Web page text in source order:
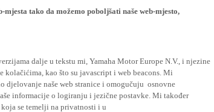
tako da možemo poboljšati naše web-mjesto,
dalje u tekstu mi, Yamaha Motor Europe N.V., i njezine
kao što su javascript i web beacons. Mi
naše web stranice i omogučuju osnovne
informacije o logiranju i jezične postavke. Mi također
se temelji na privatnosti i u